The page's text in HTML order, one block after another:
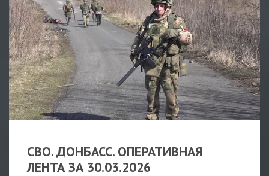
СВО. ДОНБАСС. ОПЕРАТИВНАЯ
ЛЕНТА ЗА 30.03.2026